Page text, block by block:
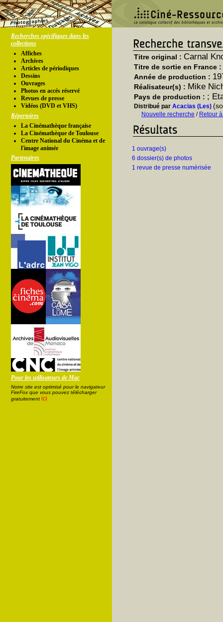
Recherches spécifiques dans les
collections
Affiches
Archives
Articles de périodiques
Dessins
Ouvrages
Photos en accés réservé
Revues de presse
Vidéos (DVD et VHS)
Répertoires
La Cinémathèque française
La Cinémathèque de Toulouse
Centre National du Cinéma et de
l'image animée
Partenaires
Pour les utilisateurs de Mac
Notre site est optimisé pour le navigateur
FireFox que vous pouvez télécharger
gratuitement ici
Titre original : Carnal
Titre de sortie en France :
Année de production :
Réalisateur(s) : Mike
Pays de production : ;
Distribué par Acacias (Les)
Nouvelle recherche / Retour
1 ouvrage(s)
6 dossier(s) de photos
1 revue de presse numérisée